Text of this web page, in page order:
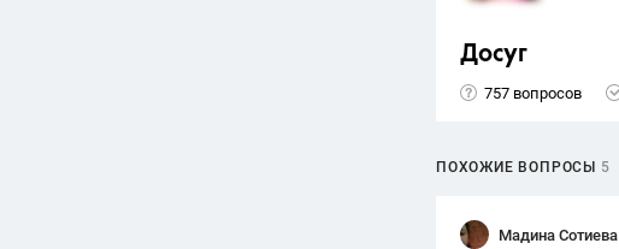
Досуг
757 вопросов
ПОХОЖИЕ ВОПРОСЫ 5
Мадина Сотиева